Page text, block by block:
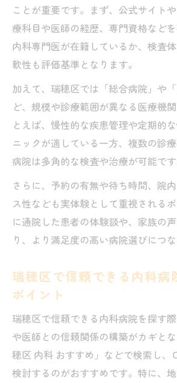
ことが重要です。まず、公式サイト
療科目や医師の経歴、専門資格などを
内科専門医が在籍しているか、検査
軟性も評価基準となります。
加えて、瑞穂区では「総合病院」や
ど、規模や診療範囲が異なる医療機
とえば、慢性的な疾患管理や定期的
ニックが適している一方、複数の診
病院は多角的な検査や治療が可能です
さらに、予約の有無や待ち時間、院
ス性なども実体験として重視される
に通院した患者の体験談や、家族の
り、より満足度の高い病院選びにつな
瑞穂区で信頼できる内科病
ポイント
瑞穂区で信頼できる内科病院を探す
や医師との信頼関係の構築がカギと
穂区 内科 おすすめ」などで検索し、
検討するのがおすすめです。特に、